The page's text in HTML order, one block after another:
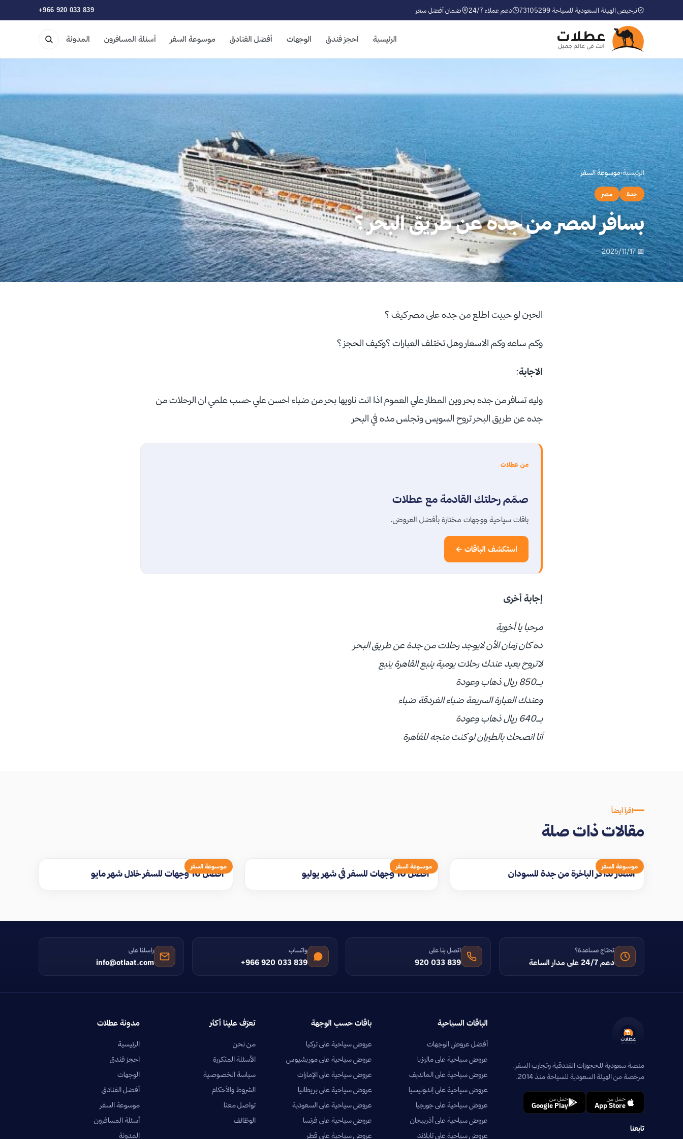
ترخيص الهيئة السعودية للسياحة 73105299 دعم عملاء 24/7 ضمان أفضل سعر +966 920 033 839
الرئيسية احجز فندق الوجهات أفضل الفنادق موسوعة السفر أسئلة المسافرون المدونة
الرئيسية›موسوعة السفر
جدة مصر
بسافر لمصر من جده عن طريق البحر ؟
📅 2025/11/17
الحين لو حبيت اطلع من جده على مصر كيف ؟
وكم ساعه وكم الاسعار وهل تختلف العبارات ؟وكيف الحجز ؟
الاجابة:
وليه تسافر من جده بحر وين المطار علي العموم اذا انت ناويها بحر من ضباء احسن علي حسب علمي ان الرحلات من
جده عن طريق البحر تروح السويس وتجلس مده في البحر
من عطلات
صمّم رحلتك القادمة مع عطلات
باقات سياحية ووجهات مختارة بأفضل العروض.
استكشف الباقات ←
إجابة أخرى
مرحبا يا أخوية
ده كان زمان الأن لايوجد رحلات من جدة عن طريق البحر
لاتروح بعيد عندك رحلات يومية ينبع القاهرة ينبع
بــ850 ريال ذهاب وعودة
وعندك العبارة السريعة ضباء الغردقة ضباء
بــ640 ريال ذهاب وعودة
أنا انصحك بالطيران لو كنت متجه للقاهرة
اقرأ أيضاً
مقالات ذات صلة
موسوعة السفر
اسعار تذاكر الباخرة من جدة للسودان
موسوعة السفر
افضل 10 وجهات للسفر في شهر يوليو
موسوعة السفر
افضل 10 وجهات للسفر خلال شهر مايو
تحتاج مساعدة؟
دعم 24/7 على مدار الساعة
اتصل بنا على
920 033 839
واتساب
+966 920 033 839
راسلنا على
info@otlaat.com
منصة سعودية للحجوزات الفندقية وتجارب السفر.
مرخصة من الهيئة السعودية للسياحة منذ 2014.
حمّل من
App Store
حمّل من
Google Play
تابعنا
الباقات السياحية
أفضل عروض الوجهات
عروض سياحية على ماليزيا
عروض سياحية على المالديف
عروض سياحية على إندونيسيا
عروض سياحية على جورجيا
عروض سياحية على أذربيجان
عروض سياحية على تايلاند
باقات حسب الوجهة
عروض سياحية على تركيا
عروض سياحية على موريشيوس
عروض سياحية على الإمارات
عروض سياحية على بريطانيا
عروض سياحية على السعودية
عروض سياحية على فرنسا
عروض سياحية على قطر
تعرّف علينا أكثر
من نحن
الأسئلة المتكررة
سياسة الخصوصية
الشروط والأحكام
تواصل معنا
الوظائف
مدونة عطلات
الرئيسية
احجز فندق
الوجهات
أفضل الفنادق
موسوعة السفر
أسئلة المسافرون
المدونة